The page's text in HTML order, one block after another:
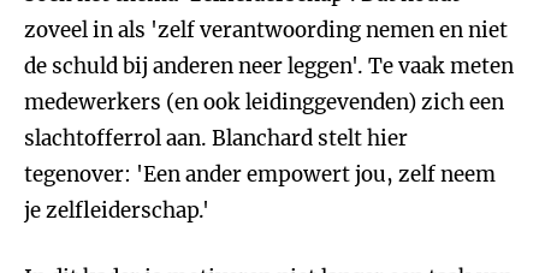
zoveel in als 'zelf verantwoording nemen en niet
de schuld bij anderen neer leggen'. Te vaak meten
medewerkers (en ook leidinggevenden) zich een
slachtofferrol aan. Blanchard stelt hier
tegenover: 'Een ander empowert jou, zelf neem
je zelfleiderschap.'